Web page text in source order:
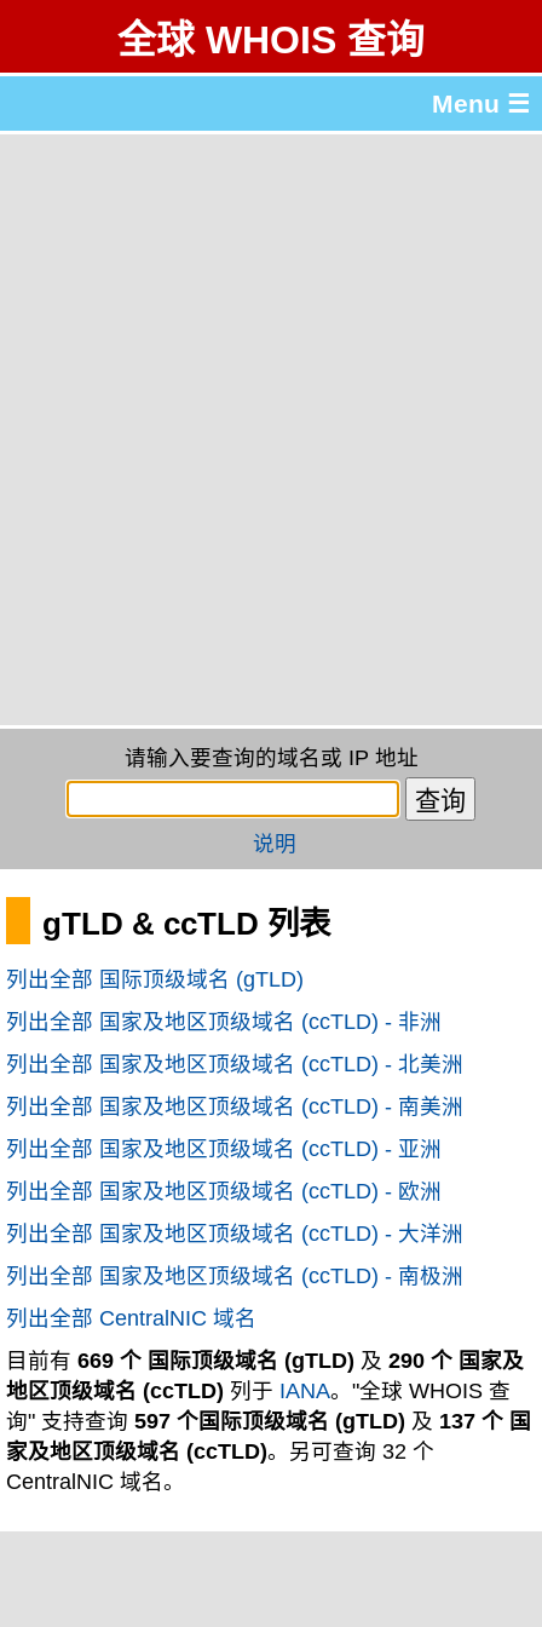
全球 WHOIS 查询
Menu ☰
请输入要查询的域名或 IP 地址
说明
gTLD & ccTLD 列表
列出全部 国际顶级域名 (gTLD)
列出全部 国家及地区顶级域名 (ccTLD) - 非洲
列出全部 国家及地区顶级域名 (ccTLD) - 北美洲
列出全部 国家及地区顶级域名 (ccTLD) - 南美洲
列出全部 国家及地区顶级域名 (ccTLD) - 亚洲
列出全部 国家及地区顶级域名 (ccTLD) - 欧洲
列出全部 国家及地区顶级域名 (ccTLD) - 大洋洲
列出全部 国家及地区顶级域名 (ccTLD) - 南极洲
列出全部 CentralNIC 域名
目前有 669 个 国际顶级域名 (gTLD) 及 290 个 国家及
地区顶级域名 (ccTLD) 列于 IANA。"全球 WHOIS 查
询" 支持查询 597 个国际顶级域名 (gTLD) 及 137 个 国
家及地区顶级域名 (ccTLD)。另可查询 32 个
CentralNIC 域名。